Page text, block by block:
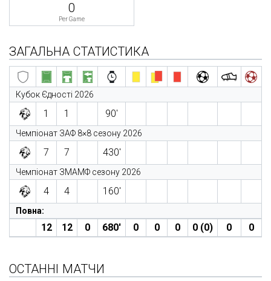
0
Per Game
ЗАГАЛЬНА СТАТИСТИКА
Кубок Єдності 2026
1 1 90′
Чемпіонат ЗАФ 8×8 сезону 2026
7 7 430′
Чемпіонат ЗМАМФ сезону 2026
4 4 160′
Повна:
12 12 0 680′ 0 0 0 0 (0) 0 0
ОСТАННІ МАТЧИ